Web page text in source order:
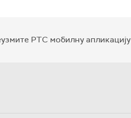
РТС мобилну апликацију